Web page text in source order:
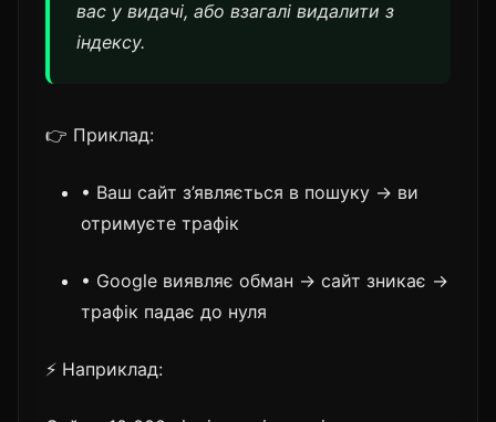
вас у видачі, або взагалі видалити з
індексу.
👉 Приклад:
• Ваш сайт з’являється в пошуку → ви
отримуєте трафік
• Google виявляє обман → сайт зникає →
трафік падає до нуля
⚡ Наприклад: